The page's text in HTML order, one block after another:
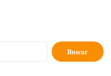
Buscar: